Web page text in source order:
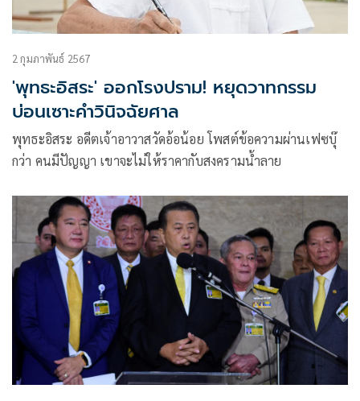
2 กุมภาพันธ์ 2567
'พุทธะอิสระ' ออกโรงปราม! หยุดวาทกรรม
บ่อนเซาะคำวินิจฉัยศาล
พุทธะอิสระ อดีตเจ้าอาวาสวัดอ้อน้อย โพสต์ข้อความผ่านเฟซบุ๊
กว่า คนมีปัญญา เขาจะไม่ให้ราคากับสงครามน้ำลาย